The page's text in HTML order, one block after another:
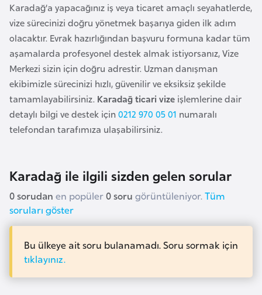
Karadağ’a yapacağınız iş veya ticaret amaçlı seyahatlerde,
vize sürecinizi doğru yönetmek başarıya giden ilk adım
olacaktır. Evrak hazırlığından başvuru formuna kadar tüm
aşamalarda profesyonel destek almak istiyorsanız, Vize
Merkezi sizin için doğru adrestir. Uzman danışman
ekibimizle sürecinizi hızlı, güvenilir ve eksiksiz şekilde
tamamlayabilirsiniz. Karadağ ticari vize işlemlerine dair
detaylı bilgi ve destek için0212 970 05 01 numaralı
telefondan tarafımıza ulaşabilirsiniz.
Karadağ ile ilgili sizden gelen sorular
0 sorudan en popüler0 soru görüntüleniyor.Tüm
soruları göster
Bu ülkeye ait soru bulanamadı. Soru sormak için
tıklayınız.
d
i
s
t
a
n
H
ı
a
t
i
s
a